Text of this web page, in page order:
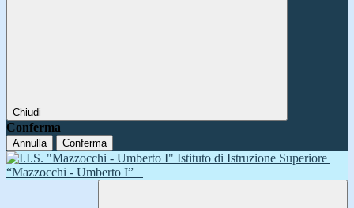
Chiudi
Conferma
Annulla Conferma
Istituto di Istruzione Superiore
“Mazzocchi - Umberto I”